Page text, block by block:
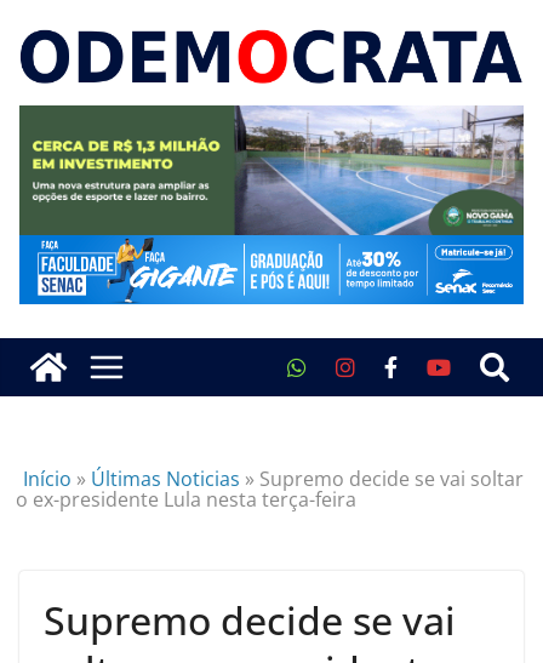
Início » Últimas Noticias » Supremo decide se vai soltar
o ex-presidente Lula nesta terça-feira
Supremo decide se vai